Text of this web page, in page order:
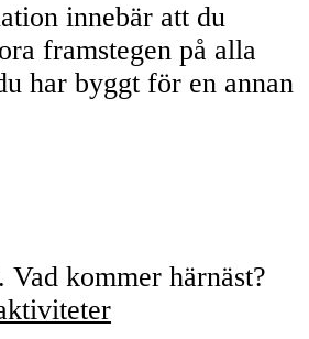
innebär att du
framstegen på alla
har byggt för en annan
kommer härnäst?